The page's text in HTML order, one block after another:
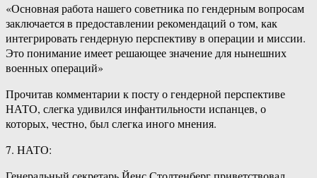
«Основная работа нашего советника по гендерным вопросам
заключается в предоставлении рекомендаций о том, как
интегрировать гендерную перспективу в операции и миссии.
Это понимание имеет решающее значение для нынешних
военных операций»
Прочитав комментарии к посту о гендерной перспективе
НАТО, слегка удивился инфантильности испанцев, о
которых, честно, был слегка иного мнения.
7. НАТО: